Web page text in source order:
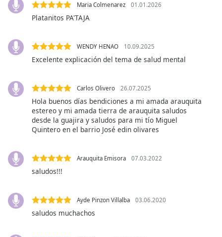
subtitles
settings,
subtitles
settings
off
,
selected
in-
Picture
Fullscreen
Maria Colmenarez 01.01.2026
Platanitos PA'TAJA
WENDY HENAO 10.09.2025
Excelente explicación del tema de salud mental
Carlos Olivero 26.07.2025
Hola buenos días bendiciones a mi amada arauquita
estereo y mi amada tierra de arauquita saludos
desde la guajira y saludos para mi tío Miguel
Quintero en el barrio José edin olivares
Arauquita Emisora 07.03.2022
saludos!!!
Ayde Pinzon Villalba 03.06.2020
saludos muchachos